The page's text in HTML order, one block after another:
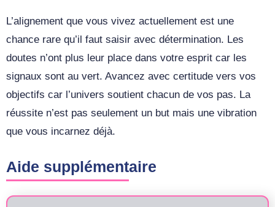
L’alignement que vous vivez actuellement est une
chance rare qu’il faut saisir avec détermination. Les
doutes n’ont plus leur place dans votre esprit car les
signaux sont au vert. Avancez avec certitude vers vos
objectifs car l’univers soutient chacun de vos pas. La
réussite n’est pas seulement un but mais une vibration
que vous incarnez déjà.
Aide supplémentaire